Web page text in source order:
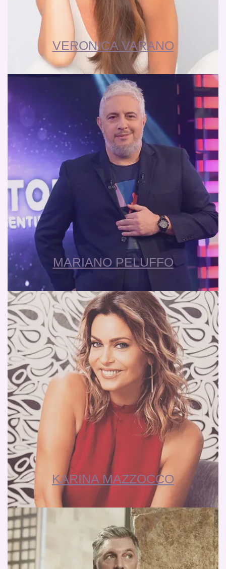
VERONICA VARANO
MARIANO PELUFFO
KARINA MAZZOCCO